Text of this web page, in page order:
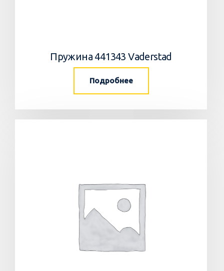
Пружина 441343 Vaderstad
Подробнее